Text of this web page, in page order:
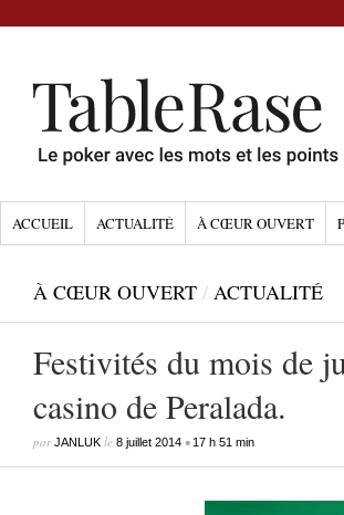
ACCUEIL ACTUALITÉ À CŒUR OUVERT
À CŒUR OUVERT / ACTUALITÉ
Festivités du mois de
casino de Peralada.
parJANLUK le 8 juillet 2014 • 17 h 51 min